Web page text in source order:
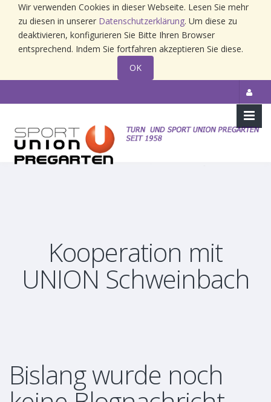
Wir verwenden Cookies in dieser Webseite. Lesen Sie mehr
zu diesen in unserer Datenschutzerklärung. Um diese zu
deaktivieren, konfigurieren Sie Bitte Ihren Browser
entsprechend. Indem Sie fortfahren akzeptieren Sie diese.
OK
Kooperation mit
UNION Schweinbach
Bislang wurde noch